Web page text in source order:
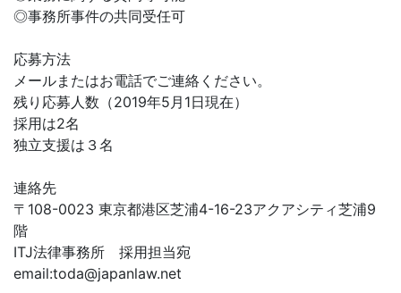
◎事務所事件の共同受任可
応募方法
メールまたはお電話でご連絡ください。
残り応募人数（2019年5月1日現在）
採用は2名
独立支援は３名
連絡先
〒108-0023 東京都港区芝浦4-16-23アクアシティ芝浦9
階
ITJ法律事務所 採用担当宛
email:toda@japanlaw.net